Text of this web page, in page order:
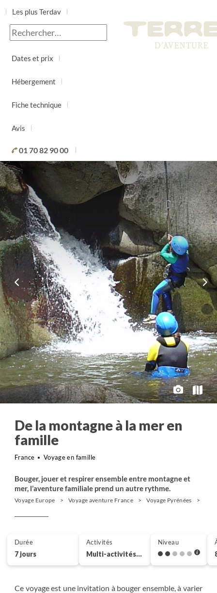
Les plus Terdav
Jour par jour
Dates et prix
Hébergement
Fiche technique
Avis
01 70 82 90 00
De la montagne à la mer en
famille
France Voyage en famille
Bouger, jouer et respirer ensemble entre montagne et
mer, l’aventure familiale prend un autre rythme.
Voyage Europe Voyage aventure France Voyage Pyrénées
Ce voyage est une invitation à bouger ensemble, à varier
Durée
7 jours
Activités
Multi-activités
Niveau